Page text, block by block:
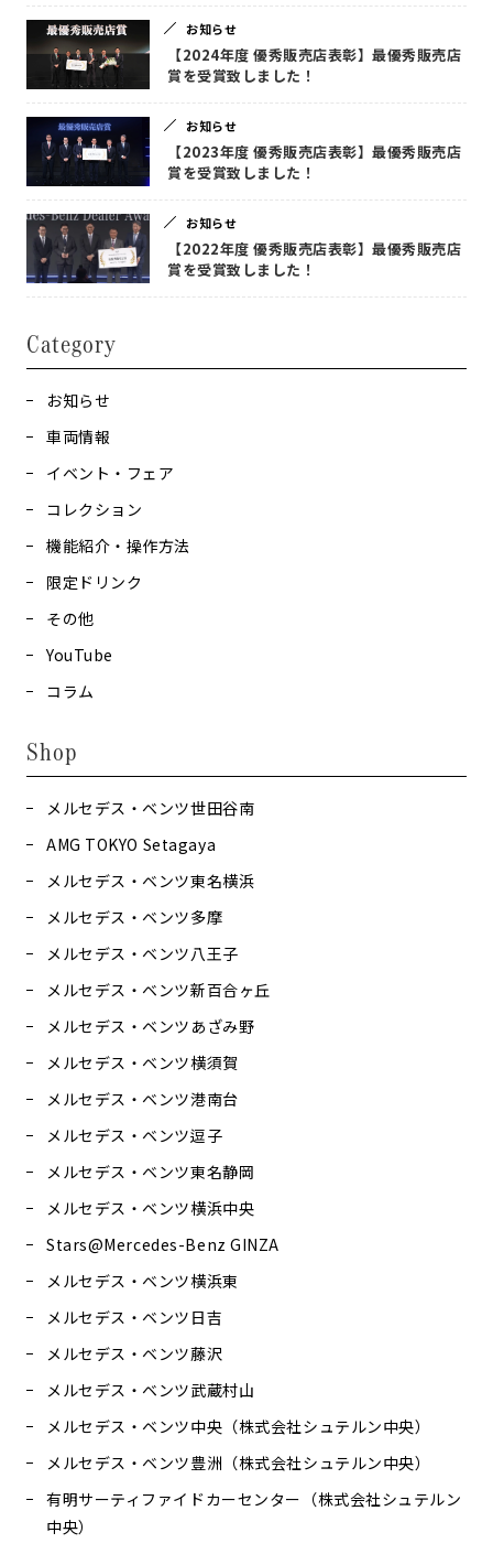
お知らせ
【2024年度 優秀販売店表彰】最優秀販売店
賞を受賞致しました！
お知らせ
【2023年度 優秀販売店表彰】最優秀販売店
賞を受賞致しました！
お知らせ
【2022年度 優秀販売店表彰】最優秀販売店
賞を受賞致しました！
Category
お知らせ
車両情報
イベント・フェア
コレクション
機能紹介・操作方法
限定ドリンク
その他
YouTube
コラム
Shop
メルセデス・ベンツ世田谷南
AMG TOKYO Setagaya
メルセデス・ベンツ東名横浜
メルセデス・ベンツ多摩
メルセデス・ベンツ八王子
メルセデス・ベンツ新百合ヶ丘
メルセデス・ベンツあざみ野
メルセデス・ベンツ横須賀
メルセデス・ベンツ港南台
メルセデス・ベンツ逗子
メルセデス・ベンツ東名静岡
メルセデス・ベンツ横浜中央
Stars@Mercedes-Benz GINZA
メルセデス・ベンツ横浜東
メルセデス・ベンツ日吉
メルセデス・ベンツ藤沢
メルセデス・ベンツ武蔵村山
メルセデス・ベンツ中央（株式会社シュテルン中央）
メルセデス・ベンツ豊洲（株式会社シュテルン中央）
有明サーティファイドカーセンター（株式会社シュテルン
中央）